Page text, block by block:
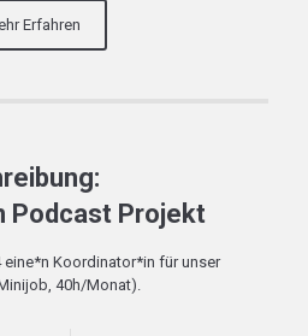
Erfahren
Podcast Projekt
eine*n Koordinator*in für unser
40h/Monat).